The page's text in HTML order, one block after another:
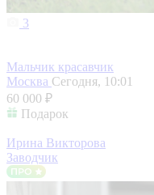
3
Мальчик красавчик
Москва Сегодня, 10:01
60 000 ₽
Подарок
Ирина Викторова
Заводчик